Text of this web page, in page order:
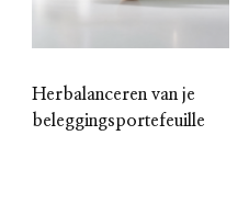
Herbalanceren van je
beleggingsportefeuille